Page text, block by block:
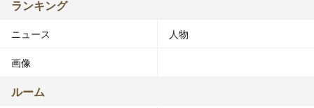
ランキング
ニュース 人物
画像
ルーム